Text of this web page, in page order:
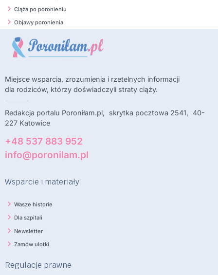
Miejsce wsparcia, zrozumienia i rzetelnych informacji
dla rodziców, którzy doświadczyli straty ciąży.
Redakcja portalu Poroniłam.pl, skrytka pocztowa 2541, 40-
227 Katowice
+48 537 883 952
info@poronilam.pl
Ciąża po poronieniu
Objawy poronienia
Wsparcie i materiały
Wasze historie
Dla szpitali
Newsletter
Zamów ulotki
Regulacje prawne